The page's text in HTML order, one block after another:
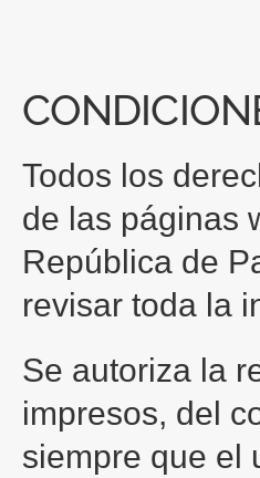
Todos los
de las páginas
República de
revisar toda la
Se autoriza la
impresos, del
siempre que el